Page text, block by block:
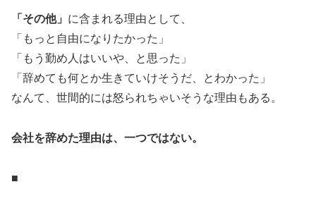
「その他」 に含まれる理由として、
「もっと自由になりたかった」
「もう勤め人はいいや、と思った」
「辞めても何とか生きていけそうだ、とわかった」
なんて、世間的には怒られちゃいそうな理由もある。
会社を辞めた理由は、一つではない。
■